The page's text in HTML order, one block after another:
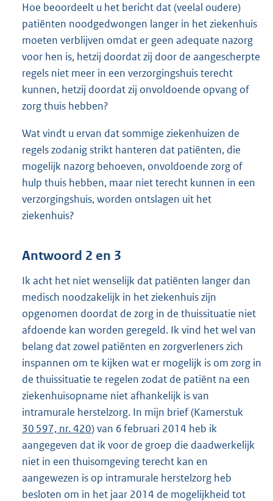
Hoe beoordeelt u het bericht dat (veelal oudere)
patiënten noodgedwongen langer in het ziekenhuis
moeten verblijven omdat er geen adequate nazorg
voor hen is, hetzij doordat zij door de aangescherpte
regels niet meer in een verzorgingshuis terecht
kunnen, hetzij doordat zij onvoldoende opvang of
zorg thuis hebben?
Wat vindt u ervan dat sommige ziekenhuizen de
regels zodanig strikt hanteren dat patiënten, die
mogelijk nazorg behoeven, onvoldoende zorg of
hulp thuis hebben, maar niet terecht kunnen in een
verzorgingshuis, worden ontslagen uit het
ziekenhuis?
Antwoord 2 en 3
Ik acht het niet wenselijk dat patiënten langer dan
medisch noodzakelijk in het ziekenhuis zijn
opgenomen doordat de zorg in de thuissituatie niet
afdoende kan worden geregeld. Ik vind het wel van
belang dat zowel patiënten en zorgverleners zich
inspannen om te kijken wat er mogelijk is om zorg in
de thuissituatie te regelen zodat de patiënt na een
ziekenhuisopname niet afhankelijk is van
intramurale herstelzorg. In mijn brief (Kamerstuk
30 597, nr. 420) van 6 februari 2014 heb ik
aangegeven dat ik voor de groep die daadwerkelijk
niet in een thuisomgeving terecht kan en
aangewezen is op intramurale herstelzorg heb
besloten om in het jaar 2014 de mogelijkheid tot